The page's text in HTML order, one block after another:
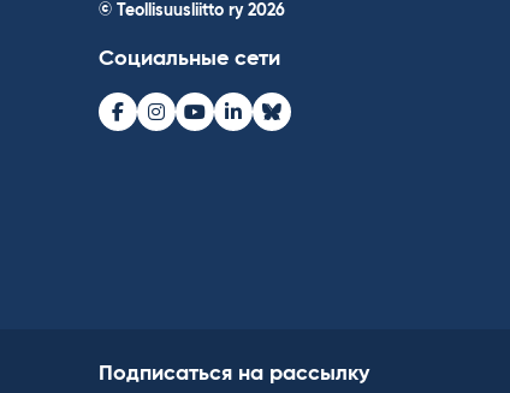
© Teollisuusliitto ry 2026
Социальные сети
Facebook
Instagram
Youtube
LinkedInBluesky
Подписаться на рассылку